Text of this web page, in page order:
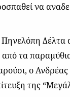
να
Δέλτα
τα
ο
της